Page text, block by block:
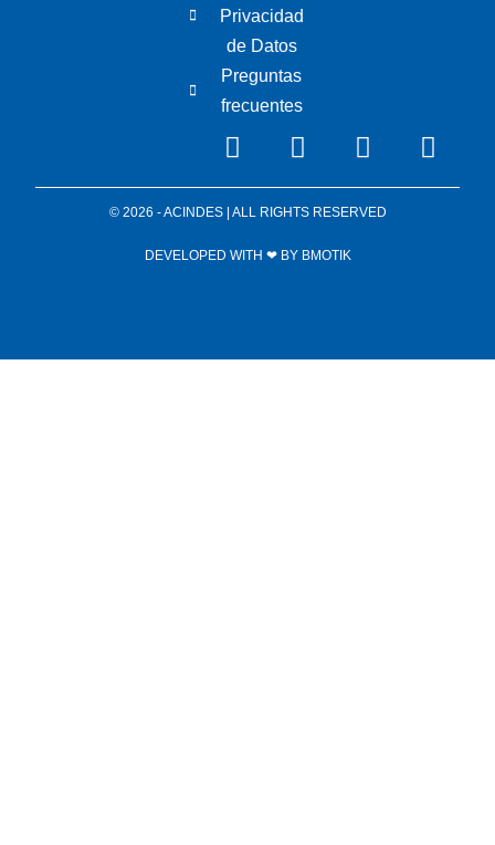
Privacidad
de Datos
Preguntas
frecuentes
© 2026 - ACINDES | ALL RIGHTS RESERVED
DEVELOPED WITH ❤ BY BMOTIK